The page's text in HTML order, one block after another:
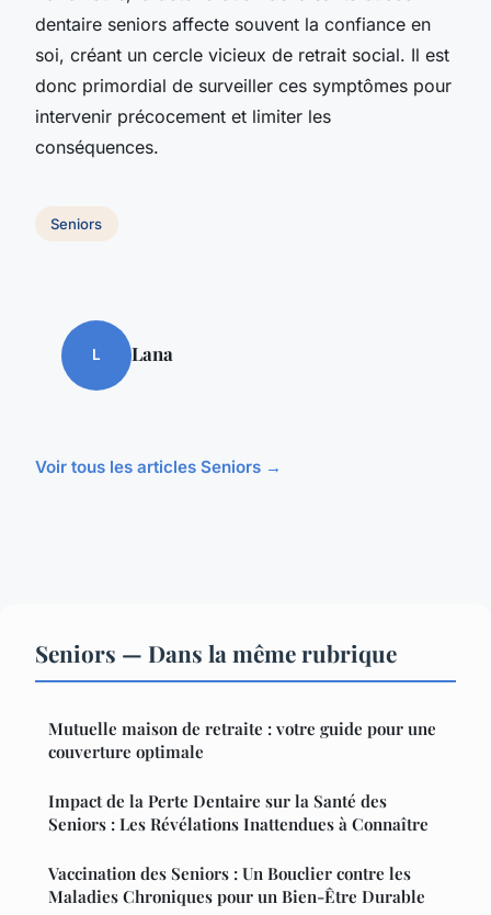
dentaire seniors affecte souvent la confiance en
soi, créant un cercle vicieux de retrait social. Il est
donc primordial de surveiller ces symptômes pour
intervenir précocement et limiter les
conséquences.
Seniors
L Lana
Voir tous les articles Seniors →
Seniors — Dans la même rubrique
Mutuelle maison de retraite : votre guide pour une
couverture optimale
Impact de la Perte Dentaire sur la Santé des
Seniors : Les Révélations Inattendues à Connaître
Vaccination des Seniors : Un Bouclier contre les
Maladies Chroniques pour un Bien-Être Durable